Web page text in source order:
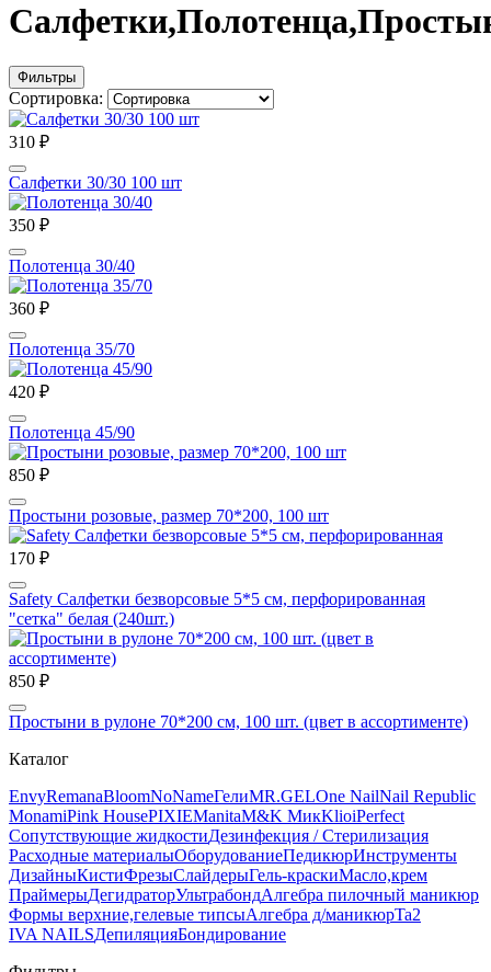
Фильтры
Сортировка:
310 ₽
Салфетки 30/30 100 шт
350 ₽
Полотенца 30/40
360 ₽
Полотенца 35/70
420 ₽
Полотенца 45/90
850 ₽
Простыни розовые, размер 70*200, 100 шт
170 ₽
Safety Салфетки безворсовые 5*5 см, перфорированная
"сетка" белая (240шт.)
850 ₽
Простыни в рулоне 70*200 см, 100 шт. (цвет в ассортименте)
Каталог
EnvyRemanaBloomNoNameГелиMR.GELOne NailNail Republic
MonamiPink HousePIXIEManitaM&K МикKlioiPerfect
Сопутствующие жидкостиДезинфекция / Стерилизация
Расходные материалыОборудованиеПедикюрИнструменты
ДизайныКистиФрезыСлайдерыГель-краскиМасло,крем
ПраймерыДегидраторУльтрабондАлгебра пилочный маникюр
Формы верхние,гелевые типсыАлгебра д/маникюрTa2
IVA NAILSДепиляцияБондирование